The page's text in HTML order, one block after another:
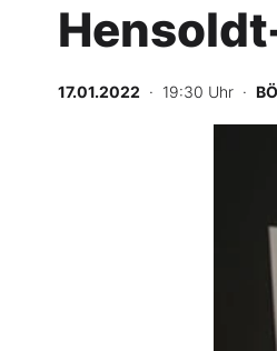
Abo & Shop
BO-
Mein
17.01.2022 · 19:30 Uhr ·